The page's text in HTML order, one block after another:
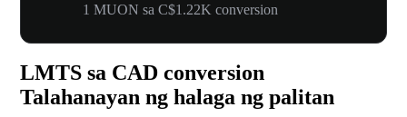
1 MUON sa C$1.22K conversion
LMTS sa CAD conversion
Talahanayan ng halaga ng palitan